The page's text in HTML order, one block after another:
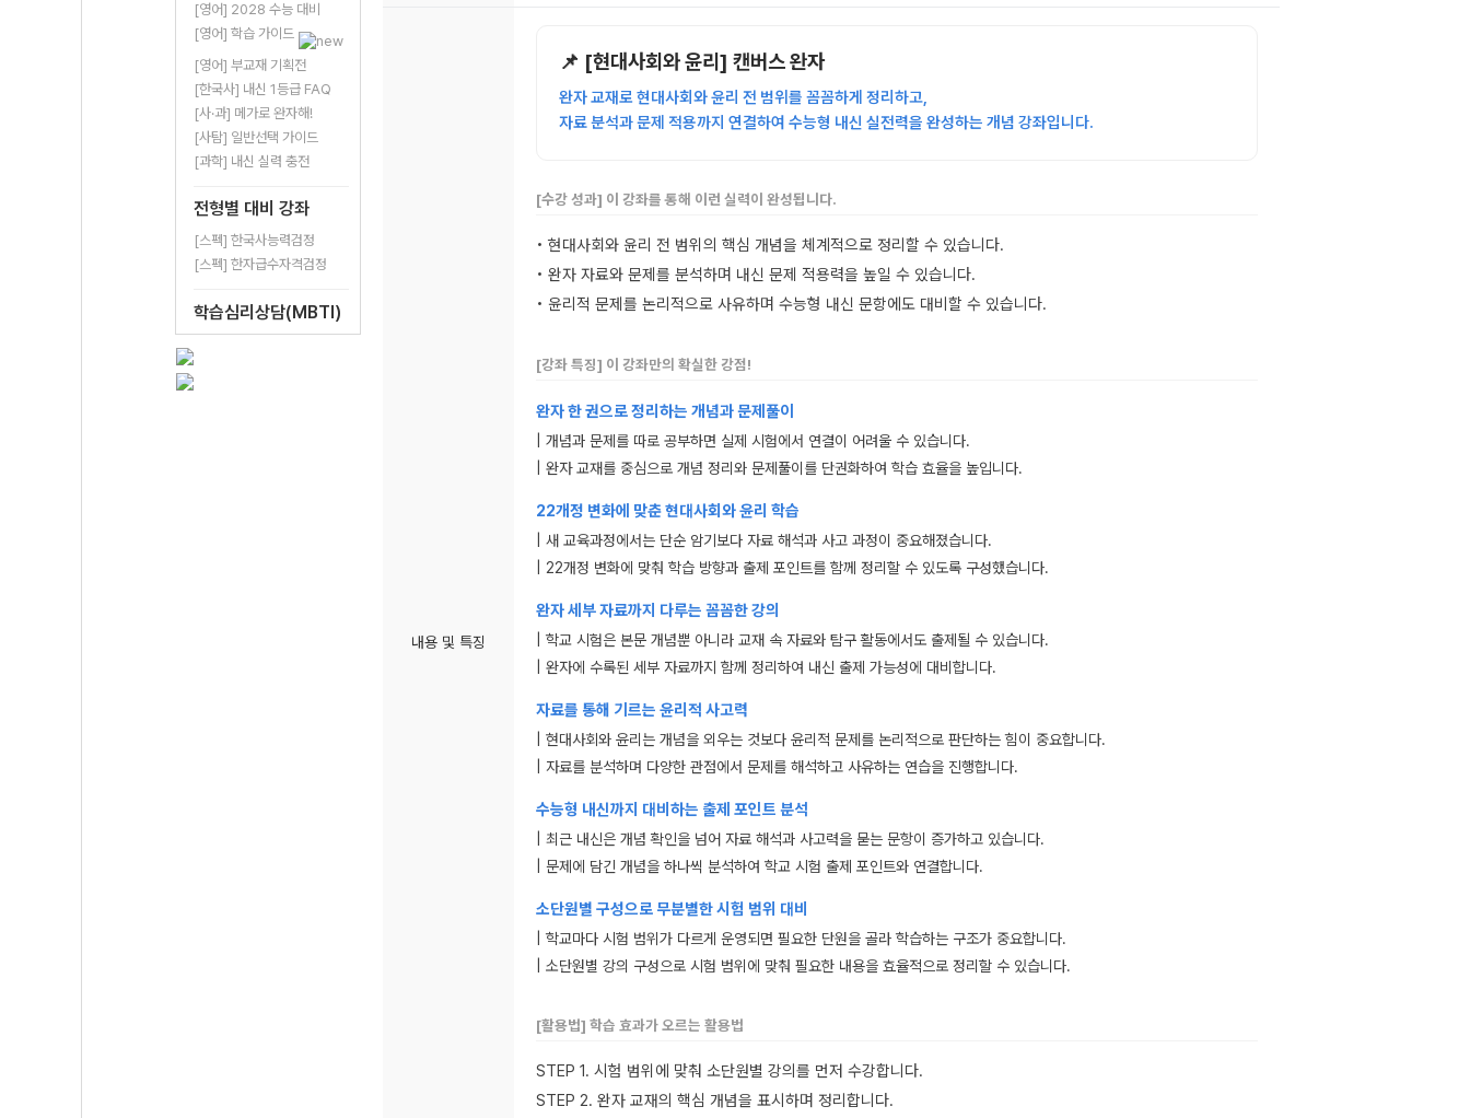
[영어] 2028 수능 대비
[영어] 학습 가이드
[영어] 부교재 기획전
[한국사] 내신 1등급 FAQ
[사·과] 메가로 완자해!
[사탐] 일반선택 가이드
[과학] 내신 실력 충전
전형별 대비 강좌
[스펙] 한국사능력검정
[스펙] 한자급수자격검정
학습심리상담(MBTI)
내용 및 특징
📌 [현대사회와 윤리] 캔버스 완자
완자 교재로 현대사회와 윤리 전 범위를 꼼꼼하게 정리하고,
자료 분석과 문제 적용까지 연결하여 수능형 내신 실전력을 완성하는 개념 강좌입니다.
[수강 성과] 이 강좌를 통해 이런 실력이 완성됩니다.
• 현대사회와 윤리 전 범위의 핵심 개념을 체계적으로 정리할 수 있습니다.
• 완자 자료와 문제를 분석하며 내신 문제 적용력을 높일 수 있습니다.
• 윤리적 문제를 논리적으로 사유하며 수능형 내신 문항에도 대비할 수 있습니다.
[강좌 특징] 이 강좌만의 확실한 강점!
완자 한 권으로 정리하는 개념과 문제풀이
| 개념과 문제를 따로 공부하면 실제 시험에서 연결이 어려울 수 있습니다.
| 완자 교재를 중심으로 개념 정리와 문제풀이를 단권화하여 학습 효율을 높입니다.
22개정 변화에 맞춘 현대사회와 윤리 학습
| 새 교육과정에서는 단순 암기보다 자료 해석과 사고 과정이 중요해졌습니다.
| 22개정 변화에 맞춰 학습 방향과 출제 포인트를 함께 정리할 수 있도록 구성했습니다.
완자 세부 자료까지 다루는 꼼꼼한 강의
| 학교 시험은 본문 개념뿐 아니라 교재 속 자료와 탐구 활동에서도 출제될 수 있습니다.
| 완자에 수록된 세부 자료까지 함께 정리하여 내신 출제 가능성에 대비합니다.
자료를 통해 기르는 윤리적 사고력
| 현대사회와 윤리는 개념을 외우는 것보다 윤리적 문제를 논리적으로 판단하는 힘이 중요합니다.
| 자료를 분석하며 다양한 관점에서 문제를 해석하고 사유하는 연습을 진행합니다.
수능형 내신까지 대비하는 출제 포인트 분석
| 최근 내신은 개념 확인을 넘어 자료 해석과 사고력을 묻는 문항이 증가하고 있습니다.
| 문제에 담긴 개념을 하나씩 분석하여 학교 시험 출제 포인트와 연결합니다.
소단원별 구성으로 무분별한 시험 범위 대비
| 학교마다 시험 범위가 다르게 운영되면 필요한 단원을 골라 학습하는 구조가 중요합니다.
| 소단원별 강의 구성으로 시험 범위에 맞춰 필요한 내용을 효율적으로 정리할 수 있습니다.
[활용법] 학습 효과가 오르는 활용법
STEP 1. 시험 범위에 맞춰 소단원별 강의를 먼저 수강합니다.
STEP 2. 완자 교재의 핵심 개념을 표시하며 정리합니다.